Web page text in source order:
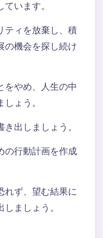
います。
ティを放棄し、積
の機会を探し続け
をやめ、人生の中
ょう。
出しましょう。
の行動計画を作成
れず、望む結果に
ましょう。